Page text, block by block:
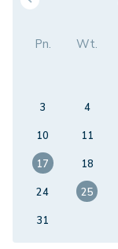
Pn. Wt.
3
4
10
11
17
18
24
25
31